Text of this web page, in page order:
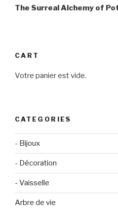
suivant
The Surreal Alchemy of
CART
Votre panier est vide.
CATEGORIES
- Bijoux
- Décoration
- Vaisselle
Arbre de vie